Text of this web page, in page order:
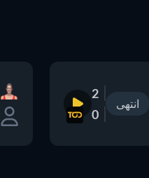
انتهى
2
0